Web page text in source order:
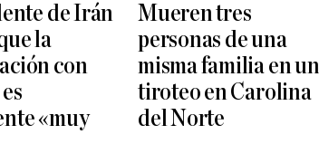
de Irán
la
con
«muy
Mueren tres
personas de una
misma familia en un
tiroteo en Carolina
del Norte